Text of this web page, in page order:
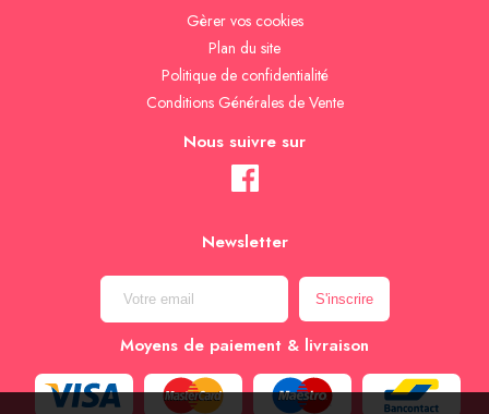
Gèrer vos cookies
Plan du site
Politique de confidentialité
Conditions Générales de Vente
Nous suivre sur
Newsletter
Moyens de paiement & livraison